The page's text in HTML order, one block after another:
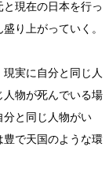
現在の日本を行っ
り上がっていく。
実に自分と同じ人
物が死んでいる場
分と同じ人物がい
豊で天国のような環